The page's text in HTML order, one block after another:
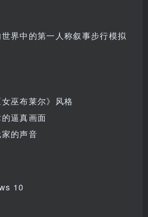
界中的第一人称叙事步行模拟
巫布莱尔》风格
逼真画面
的声音
10